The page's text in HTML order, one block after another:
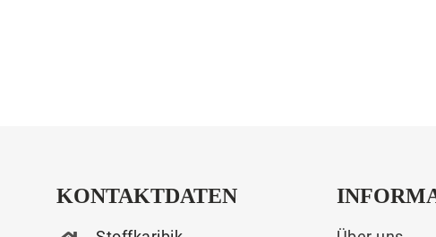
KONTAKTDATEN